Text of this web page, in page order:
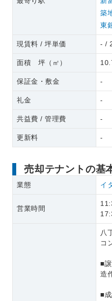
築
東
現賃料 / 坪単価 - /
面積 坪（㎡）
保証金・敷金 -
礼金 -
共益費 / 管理費 -
更新料 -
売却テナントの基
業態 イ
営業時間
八
コ
■
造
■